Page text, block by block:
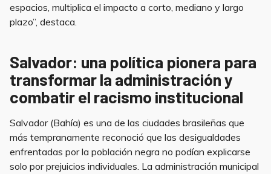
espacios, multiplica el impacto a corto, mediano y largo
plazo”, destaca.
Salvador: una política pionera para
transformar la administración y
combatir el racismo institucional
Salvador (Bahía) es una de las ciudades brasileñas que
más tempranamente reconoció que las desigualdades
enfrentadas por la población negra no podían explicarse
solo por prejuicios individuales. La administración municipal